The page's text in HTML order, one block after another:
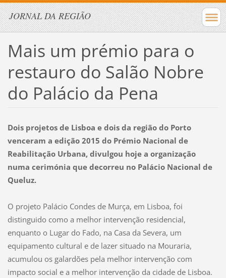
JORNAL DA REGIÃO
Mais um prémio para o
restauro do Salão Nobre
do Palácio da Pena
Dois projetos de Lisboa e dois da região do Porto
venceram a edição 2015 do Prémio Nacional de
Reabilitação Urbana, divulgou hoje a organização
numa cerimónia que decorreu no Palácio Nacional de
Queluz.
O projeto Palácio Condes de Murça, em Lisboa, foi
distinguido como a melhor intervenção residencial,
enquanto o Lugar do Fado, na Casa da Severa, um
equipamento cultural e de lazer situado na Mouraria,
acumulou os galardões pela melhor intervenção com
impacto social e a melhor intervenção da cidade de Lisboa.